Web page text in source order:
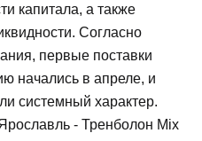
капитала, а также
Согласно
первые поставки
начались в апреле, и
системный характер.
- Тренболон Mix